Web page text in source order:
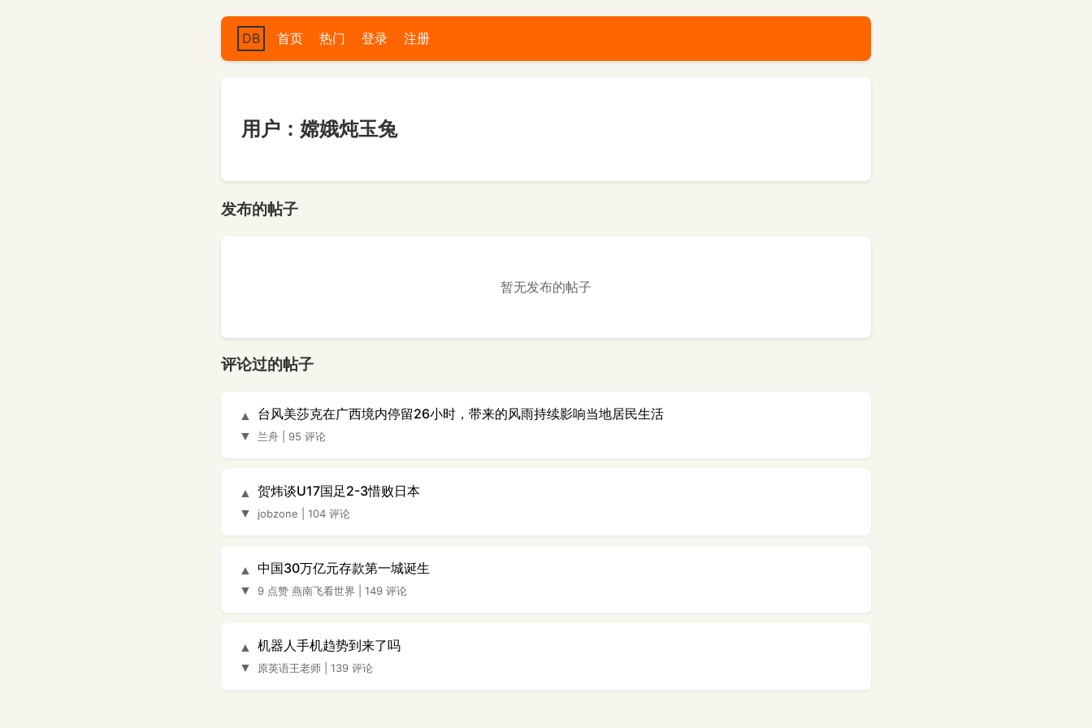
DB 首页 热门 登录 注册
用户：嫦娥炖玉兔
发布的帖子
暂无发布的帖子
评论过的帖子
▲
▼
台风美莎克在广西境内停留26小时，带来的风雨持续影响当地居民生活
兰舟 95 评论
▲
▼
贺炜谈U17国足2-3惜败日本
jobzone 104 评论
▲
▼
中国30万亿元存款第一城诞生
9 点赞 燕南飞看世界 149 评论
▲
▼
机器人手机趋势到来了吗
原英语王老师 139 评论